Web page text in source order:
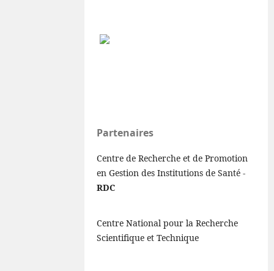
Partenaires
Centre de Recherche et de Promotion
en Gestion des Institutions de Santé -
RDC
Centre National pour la Recherche
Scientifique et Technique